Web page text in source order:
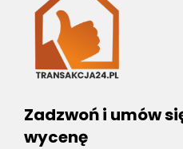
Zadzwoń i umów
wycenę